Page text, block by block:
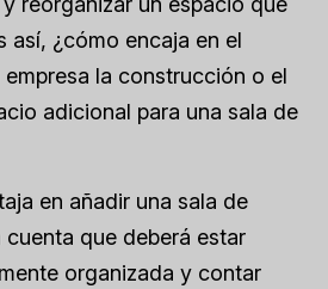
así, ¿cómo encaja en el
la construcción o el
adicional para una sala de
en añadir una sala de
que deberá estar
organizada y contar